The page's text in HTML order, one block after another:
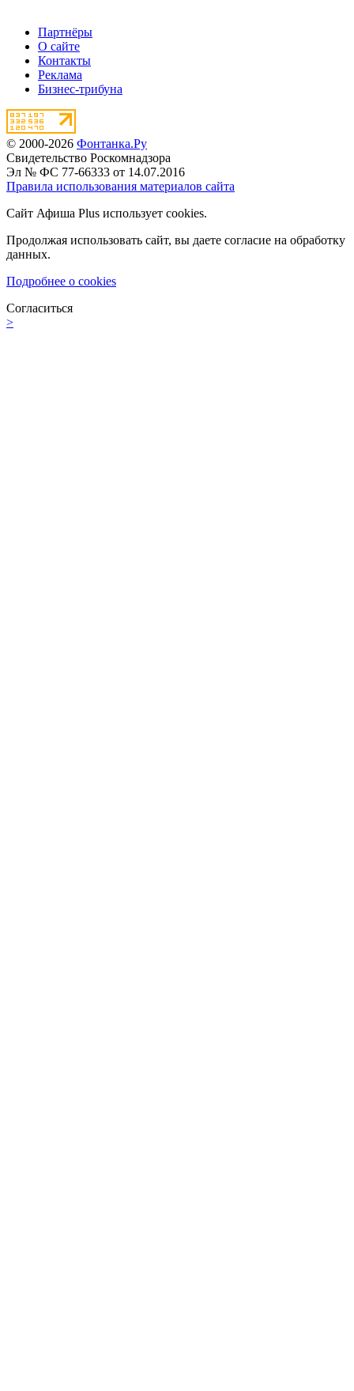
Партнёры
О сайте
Контакты
Реклама
Бизнес-трибуна
© 2000-2026 Фонтанка.Ру
Свидетельство Роскомнадзора
Эл № ФС 77-66333 от 14.07.2016
Правила использования материалов сайта
Сайт Афиша Plus использует cookies.
Продолжая использовать сайт, вы даете согласие на обработку
данных.
Подробнее о cookies
Согласиться
>